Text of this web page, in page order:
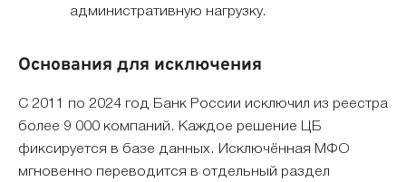
административную нагрузку.
Основания для исключения
С 2011 по 2024 год Банк России исключил из реестра
более 9 000 компаний. Каждое решение ЦБ
фиксируется в базе данных. Исключённая МФО
мгновенно переводится в отдельный раздел